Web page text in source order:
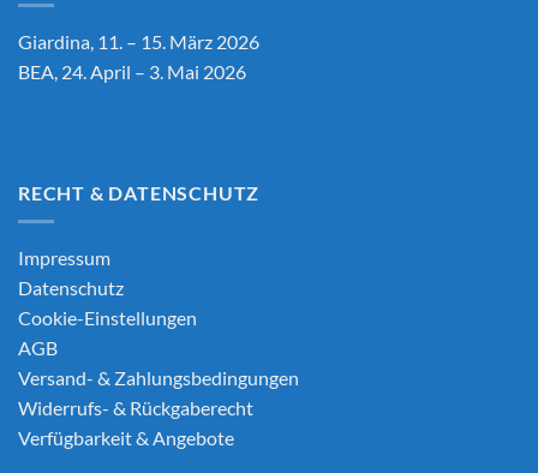
Giardina, 11. – 15. März 2026
BEA, 24. April – 3. Mai 2026
RECHT & DATENSCHUTZ
Impressum
Datenschutz
Cookie-Einstellungen
AGB
Versand- & Zahlungsbedingungen
Widerrufs- & Rückgaberecht
Verfügbarkeit & Angebote